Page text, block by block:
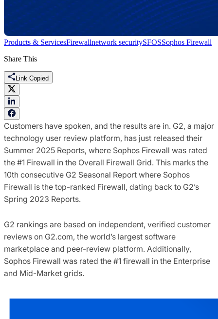
Products & ServicesFirewallnetwork securitySFOSSophos Firewall
Share This
Link Copied
Customers have spoken, and the results are in. G2, a major
technology user review platform, has just released their
Summer 2025 Reports, where Sophos Firewall was rated
the #1 Firewall in the Overall Firewall Grid. This marks the
10th consecutive G2 Seasonal Report where Sophos
Firewall is the top-ranked Firewall, dating back to G2’s
Spring 2023 Reports.
G2 rankings are based on independent, verified customer
reviews on G2.com, the world’s largest software
marketplace and peer-review platform. Additionally,
Sophos Firewall was rated the #1 firewall in the Enterprise
and Mid-Market grids.